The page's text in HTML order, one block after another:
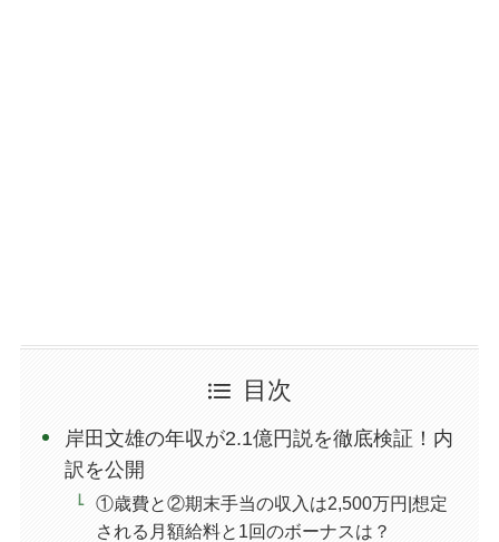
目次
岸田文雄の年収が2.1億円説を徹底検証！内
訳を公開
①歳費と②期末手当の収入は2,500万円|想定
される月額給料と1回のボーナスは？